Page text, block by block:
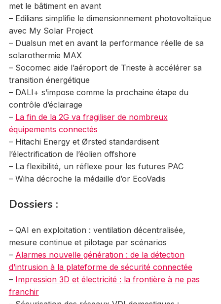
met le bâtiment en avant
– Edilians simplifie le dimensionnement photovoltaïque
avec My Solar Project
– Dualsun met en avant la performance réelle de sa
solarothermie MAX
– Socomec aide l’aéroport de Trieste à accélérer sa
transition énergétique
– DALI+ s’impose comme la prochaine étape du
contrôle d’éclairage
– La fin de la 2G va fragiliser de nombreux
équipements connectés
– Hitachi Energy et Ørsted standardisent
l’électrification de l’éolien offshore
– La flexibilité, un réflexe pour les futures PAC
– Wiha décroche la médaille d’or EcoVadis
Dossiers :
– QAI en exploitation : ventilation décentralisée,
mesure continue et pilotage par scénarios
– Alarmes nouvelle génération : de la détection
d’intrusion à la plateforme de sécurité connectée
– Impression 3D et électricité : la frontière à ne pas
franchir